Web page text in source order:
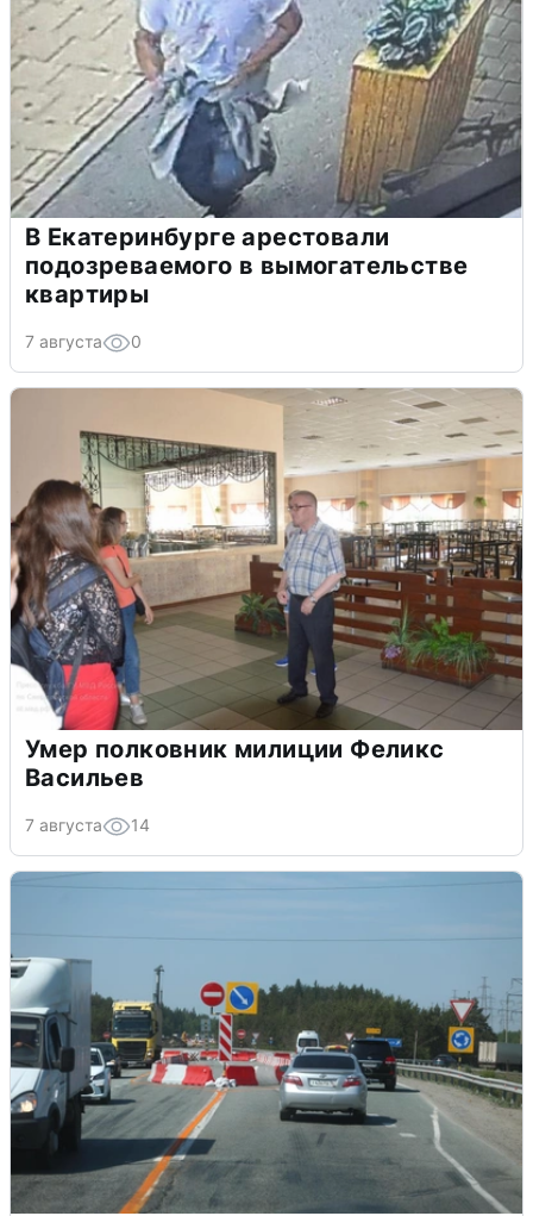
В Екатеринбурге арестовали
подозреваемого в вымогательстве
квартиры
7 августа 0
Умер полковник милиции Феликс
Васильев
7 августа 14